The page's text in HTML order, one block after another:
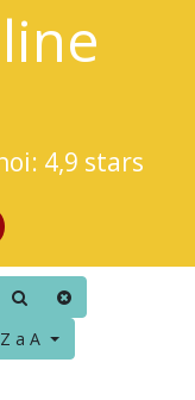
4,9 stars
a A